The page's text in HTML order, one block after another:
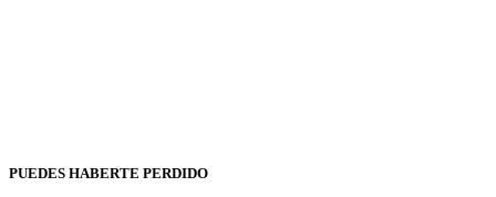
PUEDES HABERTE PERDIDO